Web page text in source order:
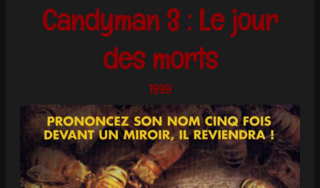
Candyman 3 : Le jour
des morts
1999